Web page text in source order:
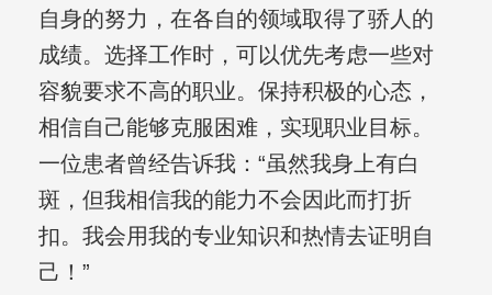
自身的努力，在各自的领域取得了骄人的
成绩。选择工作时，可以优先考虑一些对
容貌要求不高的职业。保持积极的心态，
相信自己能够克服困难，实现职业目标。
一位患者曾经告诉我：“虽然我身上有白
斑，但我相信我的能力不会因此而打折
扣。我会用我的专业知识和热情去证明自
己！”